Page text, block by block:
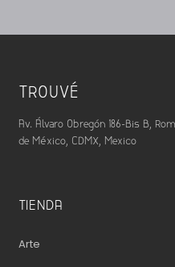
TROUVÉ
Av. Álvaro Obregón 186-Bis B,
de México, CDMX, Mexico
TIENDA
Arte